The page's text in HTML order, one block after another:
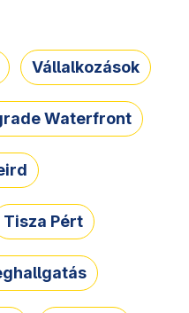
Vállalkozások
Waterfront
Tisza Pért